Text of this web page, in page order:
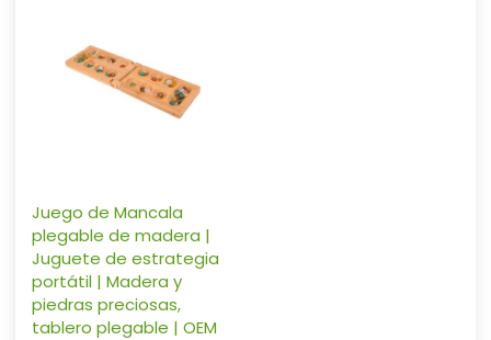
Juego de Mancala
plegable de madera |
Juguete de estrategia
portátil | Madera y
piedras preciosas,
tablero plegable | OEM